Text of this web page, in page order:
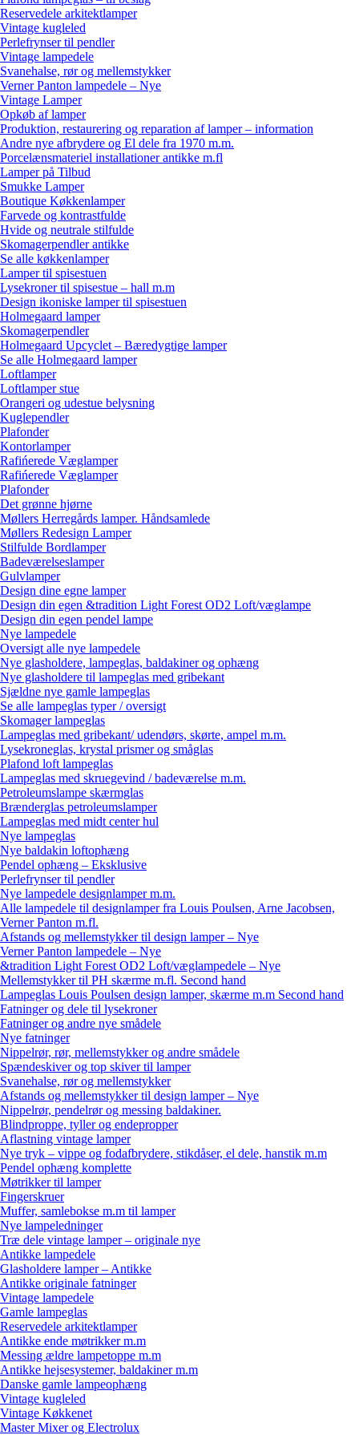
Reservedele arkitektlamper
Vintage kugleled
Perlefrynser til pendler
Vintage lampedele
Svanehalse, rør og mellemstykker
Verner Panton lampedele – Nye
Vintage Lamper
Opkøb af lamper
Produktion, restaurering og reparation af lamper – information
Andre nye afbrydere og El dele fra 1970 m.m.
Porcelænsmateriel installationer antikke m.fl
Lamper på Tilbud
Smukke Lamper
Boutique Køkkenlamper
Farvede og kontrastfulde
Hvide og neutrale stilfulde
Skomagerpendler antikke
Se alle køkkenlamper
Lamper til spisestuen
Lysekroner til spisestue – hall m.m
Design ikoniske lamper til spisestuen
Holmegaard lamper
Skomagerpendler
Holmegaard Upcyclet – Bæredygtige lamper
Se alle Holmegaard lamper
Loftlamper
Loftlamper stue
Orangeri og udestue belysning
Kuglependler
Plafonder
Kontorlamper
Rafińerede Væglamper
Rafińerede Væglamper
Plafonder
Det grønne hjørne
Møllers Herregårds lamper. Håndsamlede
Møllers Redesign Lamper
Stilfulde Bordlamper
Badeværelseslamper
Gulvlamper
Design dine egne lamper
Design din egen &tradition Light Forest OD2 Loft/væglampe
Design din egen pendel lampe
Nye lampedele
Oversigt alle nye lampedele
Nye glasholdere, lampeglas, baldakiner og ophæng
Nye glasholdere til lampeglas med gribekant
Sjældne nye gamle lampeglas
Se alle lampeglas typer / oversigt
Skomager lampeglas
Lampeglas med gribekant/ udendørs, skørte, ampel m.m.
Lysekroneglas, krystal prismer og småglas
Plafond loft lampeglas
Lampeglas med skruegevind / badeværelse m.m.
Petroleumslampe skærmglas
Brænderglas petroleumslamper
Lampeglas med midt center hul
Nye lampeglas
Nye baldakin loftophæng
Pendel ophæng – Eksklusive
Perlefrynser til pendler
Nye lampedele designlamper m.m.
Alle lampedele til designlamper fra Louis Poulsen, Arne Jacobsen,
Verner Panton m.fl.
Afstands og mellemstykker til design lamper – Nye
Verner Panton lampedele – Nye
&tradition Light Forest OD2 Loft/væglampedele – Nye
Mellemstykker til PH skærme m.fl. Second hand
Lampeglas Louis Poulsen design lamper, skærme m.m Second hand
Fatninger og dele til lysekroner
Fatninger og andre nye smådele
Nye fatninger
Nippelrør, rør, mellemstykker og andre smådele
Spændeskiver og top skiver til lamper
Svanehalse, rør og mellemstykker
Afstands og mellemstykker til design lamper – Nye
Nippelrør, pendelrør og messing baldakiner.
Blindproppe, tyller og endepropper
Aflastning vintage lamper
Nye tryk – vippe og fodafbrydere, stikdåser, el dele, hanstik m.m
Pendel ophæng komplette
Møtrikker til lamper
Fingerskruer
Muffer, samlebokse m.m til lamper
Nye lampeledninger
Træ dele vintage lamper – originale nye
Antikke lampedele
Glasholdere lamper – Antikke
Antikke originale fatninger
Vintage lampedele
Gamle lampeglas
Reservedele arkitektlamper
Antikke ende møtrikker m.m
Messing ældre lampetoppe m.m
Antikke hejsesystemer, baldakiner m.m
Danske gamle lampeophæng
Vintage kugleled
Vintage Køkkenet
Master Mixer og Electrolux